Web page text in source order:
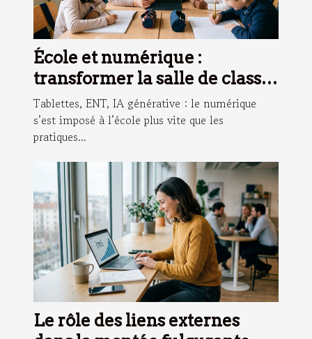
École et numérique :
transformer la salle de classe
sans perdre le lien humain
Tablettes, ENT, IA générative : le numérique
s’est imposé à l’école plus vite que les
pratiques...
Le rôle des liens externes